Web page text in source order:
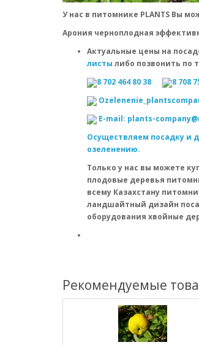
У нас в питомнике PLANTS Вы
Арония черноплодная
Актуальные цены на
листы либо позвонить по
8 702 464 80 38
8 708
E-mail: plants-
Осуществляем посадку и
озеленению.
Только у нас вы можете
плодовые деревья
всему Казахстану
ландшайтный дизайн
оборудования хвойные
Рекомендуемые